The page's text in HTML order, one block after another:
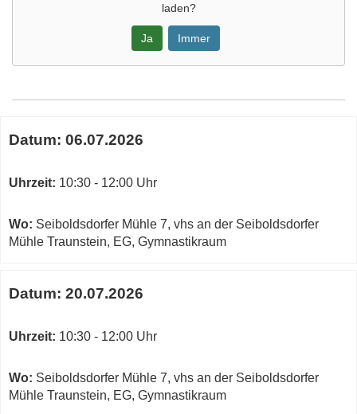
laden?
Ja Immer
Maps
von
der
Mühle
Gymnastikraum
Fenster
zum
Kurs
Datum: 06.07.2026
Uhrzeit: 10:30 - 12:00 Uhr
Wo: Seiboldsdorfer Mühle 7, vhs an der Seiboldsdorfer
Mühle Traunstein, EG, Gymnastikraum
Datum: 20.07.2026
Uhrzeit: 10:30 - 12:00 Uhr
Wo: Seiboldsdorfer Mühle 7, vhs an der Seiboldsdorfer
Mühle Traunstein, EG, Gymnastikraum